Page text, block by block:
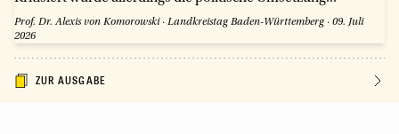
Prof. Dr. Alexis von Komorowski· Landkreistag Baden-Württemberg · 09. Juli
2026
ZUR AUSGABE